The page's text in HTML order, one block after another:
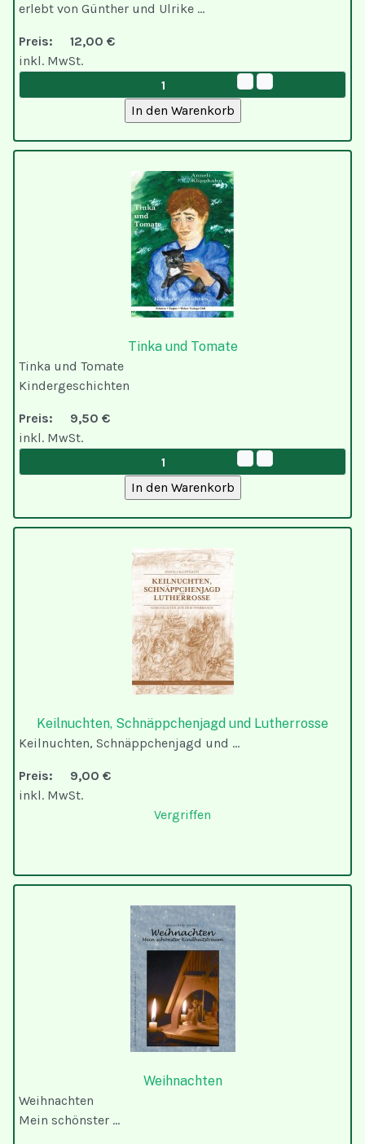
erlebt von Günther und Ulrike ...
Preis:
12,00 €
inkl. MwSt.
Tinka und Tomate
Tinka und Tomate
Kindergeschichten
Preis:
9,50 €
inkl. MwSt.
Keilnuchten, Schnäppchenjagd und Lutherrosse
Keilnuchten, Schnäppchenjagd und ...
Preis:
9,00 €
inkl. MwSt.
Vergriffen
Weihnachten
Weihnachten
Mein schönster ...